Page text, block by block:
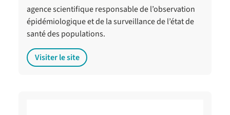
agence scientifique responsable de l’observation
épidémiologique et de la surveillance de l’état de
santé des populations.
Visiter le site